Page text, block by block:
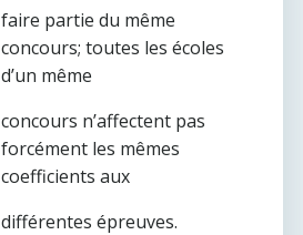
faire partie du même
concours; toutes les écoles
d’un même
concours n’affectent pas
forcément les mêmes
coefficients aux
différentes épreuves.